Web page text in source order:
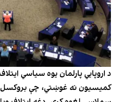
د اروپايي پارلمان یوه سیاسي
کمیسیون نه غوښتي، چې بروکسل